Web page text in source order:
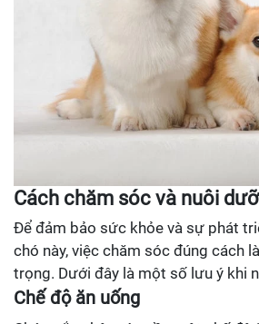
Cách chăm sóc và nuôi
Để đảm bảo sức khỏe và sự phát
chó này, việc chăm sóc đúng cách
trọng. Dưới đây là một số lưu ý khi
Chế độ ăn uống